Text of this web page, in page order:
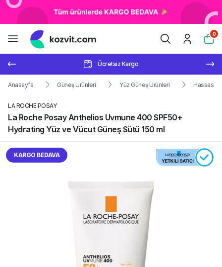
0
Ücretsiz Kargo
Anasayfa Güneş Ürünleri Yüz Güneş Ürünleri Hassas
LA ROCHE POSAY
La Roche Posay Anthelios Uvmune 400 SPF50+
Hydrating Yüz ve Vücut Güneş Sütü 150 ml
KARGO BEDAVA